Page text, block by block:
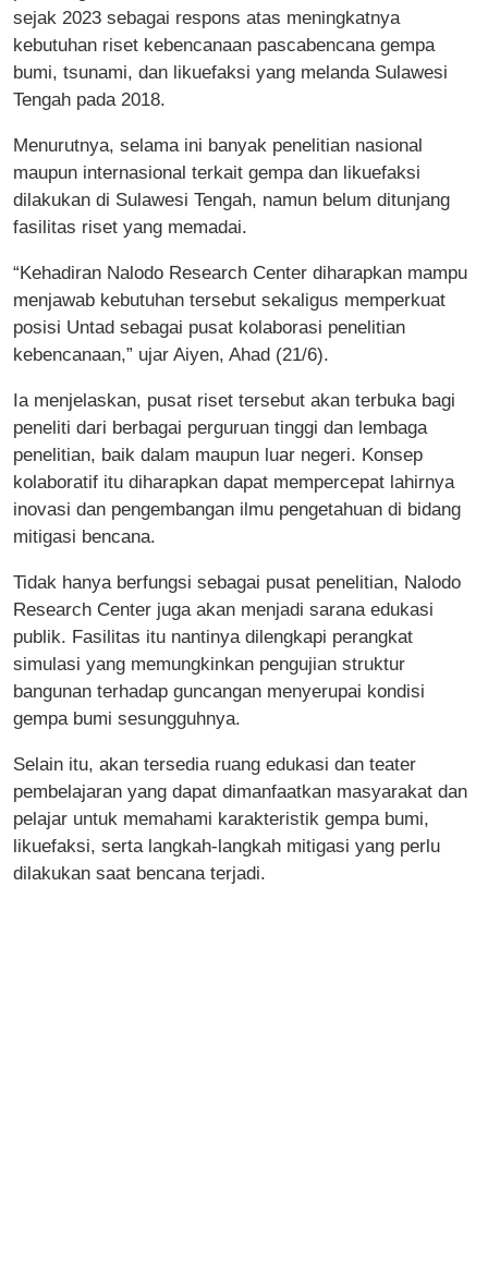
sejak 2023 sebagai respons atas meningkatnya
kebutuhan riset kebencanaan pascabencana gempa
bumi, tsunami, dan likuefaksi yang melanda Sulawesi
Tengah pada 2018.
Menurutnya, selama ini banyak penelitian nasional
maupun internasional terkait gempa dan likuefaksi
dilakukan di Sulawesi Tengah, namun belum ditunjang
fasilitas riset yang memadai.
“Kehadiran Nalodo Research Center diharapkan mampu
menjawab kebutuhan tersebut sekaligus memperkuat
posisi Untad sebagai pusat kolaborasi penelitian
kebencanaan,” ujar Aiyen, Ahad (21/6).
Ia menjelaskan, pusat riset tersebut akan terbuka bagi
peneliti dari berbagai perguruan tinggi dan lembaga
penelitian, baik dalam maupun luar negeri. Konsep
kolaboratif itu diharapkan dapat mempercepat lahirnya
inovasi dan pengembangan ilmu pengetahuan di bidang
mitigasi bencana.
Tidak hanya berfungsi sebagai pusat penelitian, Nalodo
Research Center juga akan menjadi sarana edukasi
publik. Fasilitas itu nantinya dilengkapi perangkat
simulasi yang memungkinkan pengujian struktur
bangunan terhadap guncangan menyerupai kondisi
gempa bumi sesungguhnya.
Selain itu, akan tersedia ruang edukasi dan teater
pembelajaran yang dapat dimanfaatkan masyarakat dan
pelajar untuk memahami karakteristik gempa bumi,
likuefaksi, serta langkah-langkah mitigasi yang perlu
dilakukan saat bencana terjadi.